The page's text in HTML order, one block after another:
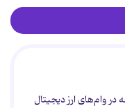
در وام‌های ارز دیجیتال